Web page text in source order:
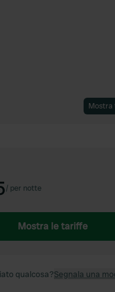
/ per notte
Mostra le tariffe
qualcosa?Segnala una